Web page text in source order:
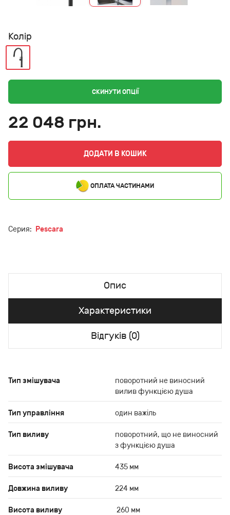
Колір
СКИНУТИ ОПЦІЇ
22 048 грн.
ДОДАТИ В КОШИК
ОПЛАТА ЧАСТИНАМИ
Серия: Pescara
Опис
Характеристики
Відгуків (0)
Тип змішувача
поворотний не виносний
вилив функцією душа
Тип управління один важіль
Тип виливу
поворотний, що не виносний
з функцією душа
Висота змішувача 435 мм
Довжина виливу 224 мм
Висота виливу 260 мм